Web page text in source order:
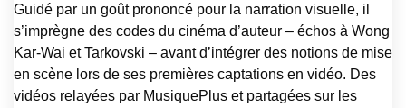
Guidé par un goût prononcé pour la narration visuelle, il
s’imprègne des codes du cinéma d’auteur – échos à Wong
Kar-Wai et Tarkovski – avant d’intégrer des notions de mise
en scène lors de ses premières captations en vidéo. Des
vidéos relayées par MusiquePlus et partagées sur les